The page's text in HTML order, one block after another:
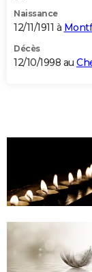
Naissance
12/11/1911 à
Décès
12/10/1998 au